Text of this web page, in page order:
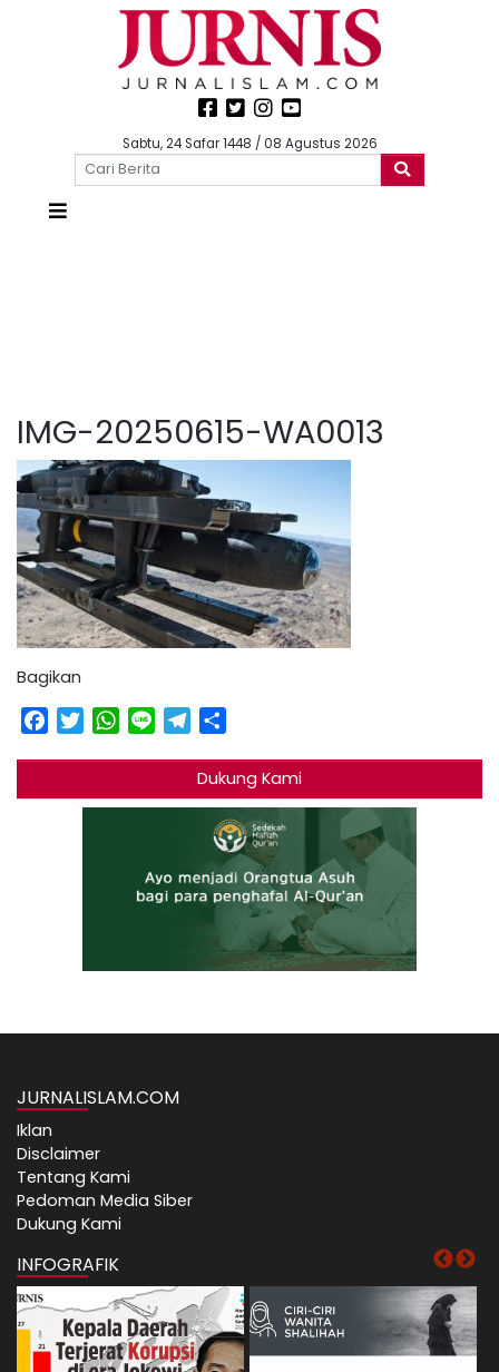
Sabtu, 24 Safar 1448 / 08 Agustus 2026
IMG-20250615-WA0013
Bagikan
Facebook
TwitterWhatsApp
Line Telegram
Dukung Kami
JURNALISLAM.COM
Iklan
Disclaimer
Tentang Kami
Pedoman Media Siber
Dukung Kami
INFOGRAFIK